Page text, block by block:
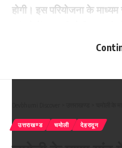
होगी। इस परियोजना के
सुविधाजनक और आरामदायक
उत्तराखण्ड चमोली देहरादून